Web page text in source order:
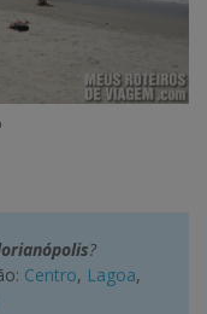
?
Centro, Lagoa,